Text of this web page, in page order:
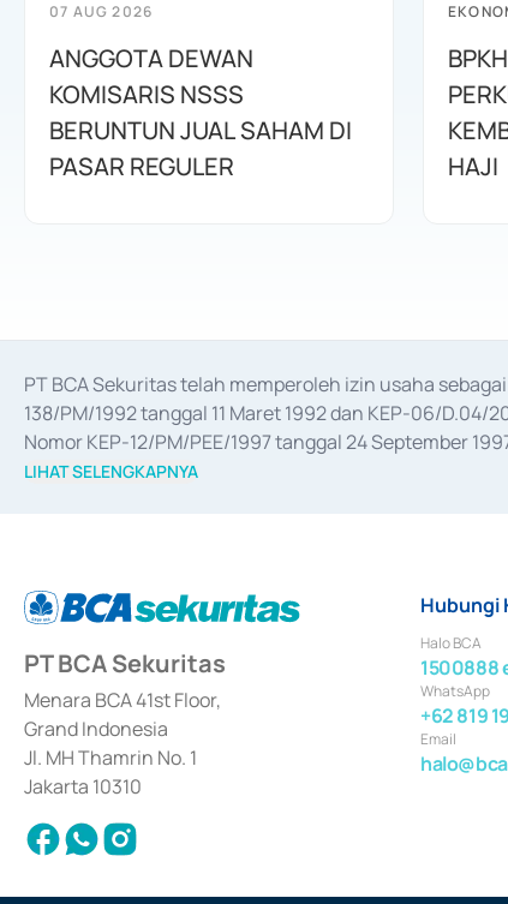
07 AUG 2026
ANGGOTA DEWAN
KOMISARIS NSSS
BERUNTUN JUAL SAHAM DI
PASAR REGULER
HAJI
PT BCA Sekuritas telah memperoleh izin usaha
138/PM/1992 tanggal 11 Maret 1992 dan KEP-06/
Nomor KEP-12/PM/PEE/1997 tanggal 24 September
merger, akuisisi, divestasi, dan
LIHAT SELENGKAPNYA
PT BCA Sekuritas
Menara BCA 41st Floor,
Grand Indonesia
Jl. MH Thamrin No. 1
Jakarta 10310
Hubungi
Halo BCA
1500888
WhatsApp
+62 819
Email